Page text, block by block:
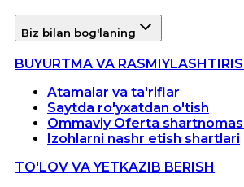
Biz bilan bog'laning
BUYURTMA VA
Atamalar va ta'riflar
Saytda ro'yxatdan o'tish
Ommaviy Oferta
Izohlarni nashr etish shartlari
TO'LOV VA YETKAZIB BERISH